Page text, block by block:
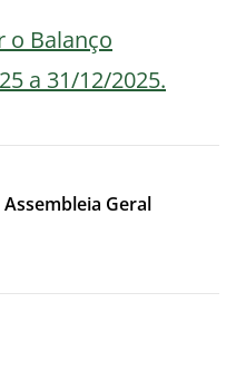
o Balanço
a 31/12/2025.
Geral